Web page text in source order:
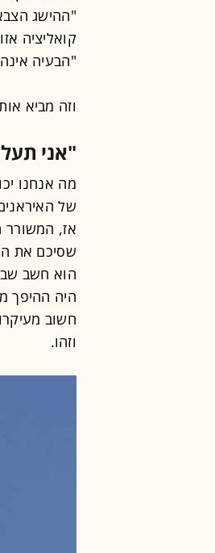
קואליציה
"הבעיה
וזה מביא
"אני
מה אנחנו
של
אז, המשורר
שסיכם את
הוא חשב
היה ההיפך
וזהו.